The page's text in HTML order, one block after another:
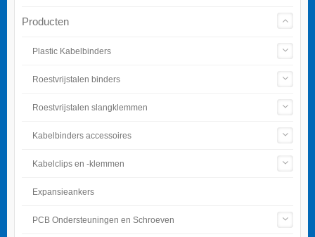
Producten
Plastic Kabelbinders
Roestvrijstalen binders
Roestvrijstalen slangklemmen
Kabelbinders accessoires
Kabelclips en -klemmen
Expansieankers
PCB Ondersteuningen en Schroeven